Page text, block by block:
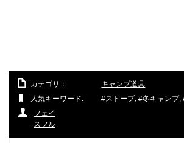
カテゴリ：
キャンプ道具
人気キーワード:
ストーブ, 冬キャンプ,
フェイ
スフル